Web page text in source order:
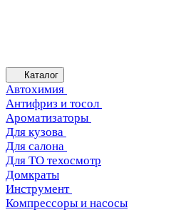
Каталог
Автохимия
Антифриз и тосол
Ароматизаторы
Для кузова
Для салона
Для ТО техосмотр
Домкраты
Инструмент
Компрессоры и насосы